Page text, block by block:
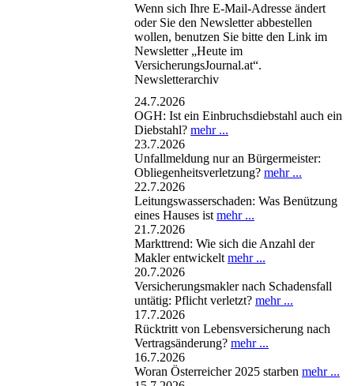
Wenn sich Ihre E-Mail-Adresse ändert
oder Sie den Newsletter abbestellen
wollen, benutzen Sie bitte den Link im
Newsletter „Heute im
VersicherungsJournal.at“.
Newsletterarchiv
24.7.2026
OGH: Ist ein Einbruchsdiebstahl auch ein
Diebstahl? mehr ...
23.7.2026
Unfallmeldung nur an Bürgermeister:
Obliegenheitsverletzung? mehr ...
22.7.2026
Leitungswasserschaden: Was Benützung
eines Hauses ist mehr ...
21.7.2026
Markttrend: Wie sich die Anzahl der
Makler entwickelt mehr ...
20.7.2026
Versicherungsmakler nach Schadensfall
untätig: Pflicht verletzt? mehr ...
17.7.2026
Rücktritt von Lebensversicherung nach
Vertragsänderung? mehr ...
16.7.2026
Woran Österreicher 2025 starben mehr ...